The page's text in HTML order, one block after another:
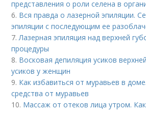
представления о роли селена в
6. Вся правда о лазерной эпиляции.
эпиляции с последующим ее
7. Лазерная эпиляция над верхней
процедуры
8. Восковая депиляция усиков
усиков у женщин
9. Как избавиться от муравьев в
средства от муравьев
10. Массаж от отеков лица утром.